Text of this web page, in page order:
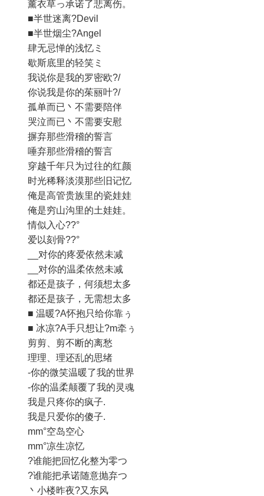
薰衣草っ承诺了悲离伤。
■半世迷离?Devil
■半世烟尘?Angel
肆无忌惮的浅忆ミ
歇斯底里的轻笑ミ
我说你是我的罗密欧?/
你说我是你的茱丽叶?/
孤单而已丶不需要陪伴
哭泣而已丶不需要安慰
摒弃那些滑稽的誓言
唾弃那些滑稽的誓言
穿越千年只为过往的红颜
时光稀释淡漠那些旧记忆
俺是高管贵族里的瓷娃娃
俺是穷山沟里的土娃娃。
情似入心??°
爱以刻骨??°
__对你的疼爱依然未减
__对你的温柔依然未减
都还是孩子，何须想太多
都还是孩子，无需想太多
■ 温暖?A怀抱只给你靠ぅ
■ 冰凉?A手只想让?m牵ぅ
剪剪、剪不断的离愁
理理、理还乱的思绪
-你的微笑温暖了我的世界
-你的温柔颠覆了我的灵魂
我是只疼你的疯子.
我是只爱你的傻子.
mm°空岛空心
mm°凉生凉忆
?谁能把回忆化整为零つ
?谁能把承诺随意抛弃つ
丶小楼昨夜?又东风